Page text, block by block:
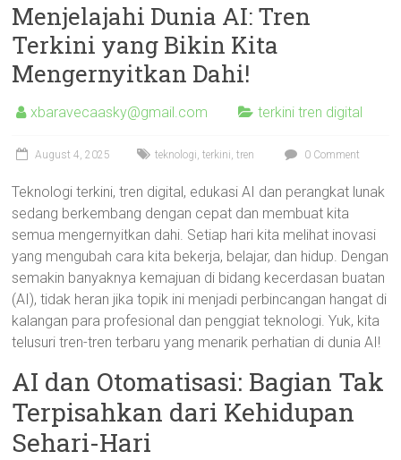
Menjelajahi Dunia AI: Tren
Terkini yang Bikin Kita
Mengernyitkan Dahi!
xbaravecaasky@gmail.com terkini tren digital
August 4, 2025 teknologi,terkini,tren 0 Comment
Teknologi terkini, tren digital, edukasi AI dan perangkat lunak
sedang berkembang dengan cepat dan membuat kita
semua mengernyitkan dahi. Setiap hari kita melihat inovasi
yang mengubah cara kita bekerja, belajar, dan hidup. Dengan
semakin banyaknya kemajuan di bidang kecerdasan buatan
(AI), tidak heran jika topik ini menjadi perbincangan hangat di
kalangan para profesional dan penggiat teknologi. Yuk, kita
telusuri tren-tren terbaru yang menarik perhatian di dunia AI!
AI dan Otomatisasi: Bagian Tak
Terpisahkan dari Kehidupan
Sehari-Hari